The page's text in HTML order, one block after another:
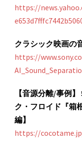
https://
クラシック映画の
https://
【音源分離/事例
ク・フロイド『箱
編】
https://